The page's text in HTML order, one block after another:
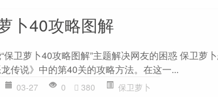
卜40攻略图解
保卫萝卜40攻略图解”主题解决网友的困惑 保卫萝
传说》中的第40关的攻略方法。在这一...
03-27 0 380 保卫萝卜